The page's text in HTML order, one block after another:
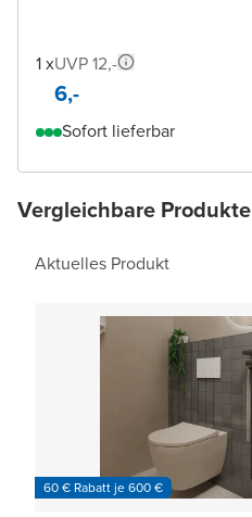
1 xUVP 12,-
6,-
Sofort lieferbar
Vergleichbare Produkte
Aktuelles Produkt
60 € Rabatt je 600 €